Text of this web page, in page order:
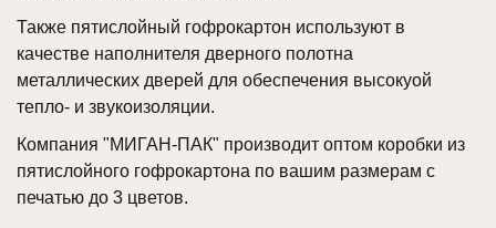
Также пятислойный гофрокартон используют в
качестве наполнителя дверного полотна
металлических дверей для обеспечения высокуой
тепло- и звукоизоляции.
Компания "МИГАН-ПАК" производит оптом коробки из
пятислойного гофрокартона по вашим размерам с
печатью до 3 цветов.